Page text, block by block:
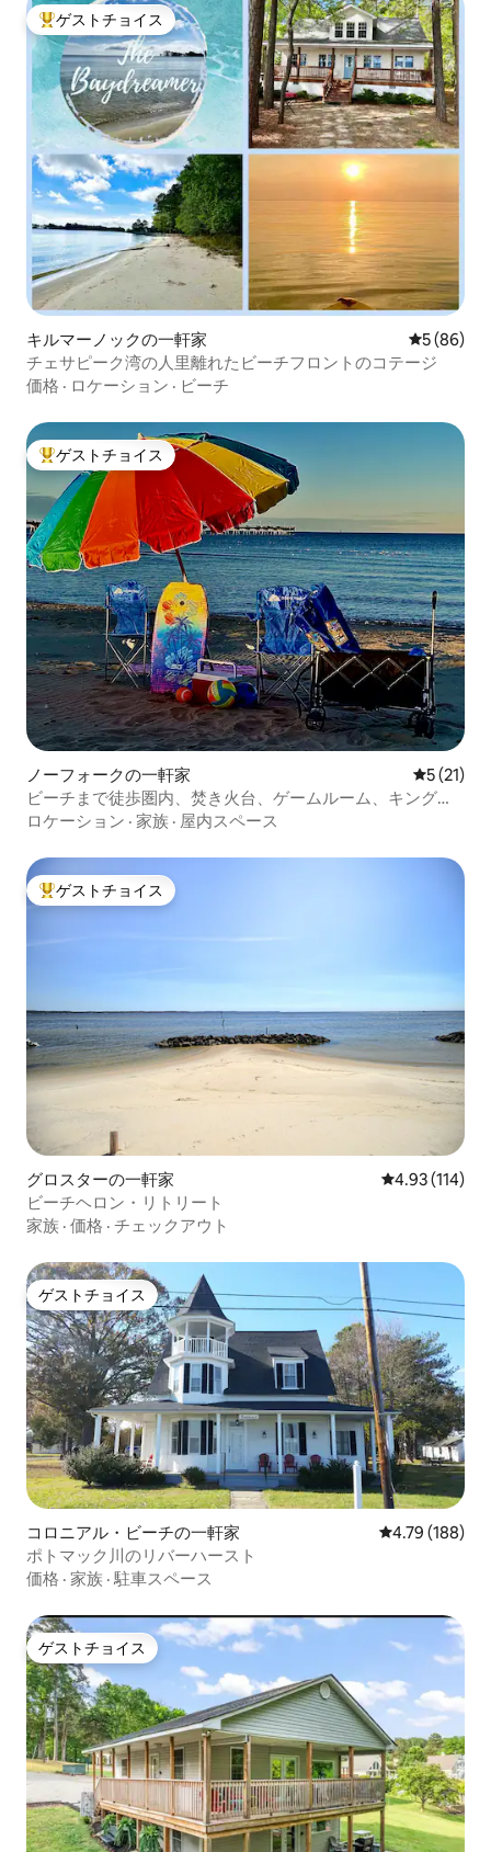
大好評のゲストチョイスです。
ゲストチョイス
キルマーノックの一軒家 レビュー
5 (86)
チェサピーク湾の人里離れたビーチフロントのコテージ
価格 · ロケーション · ビーチ
大好評のゲストチョイスです。
ゲストチョイス
ノーフォークの一軒家 レビュー
5 (21)
ビーチまで徒歩圏内、焚き火台、ゲームルーム、キングベ
ッド
ロケーション · 家族 · 屋内スペース
大好評のゲストチョイスです。
ゲストチョイス
グロスターの一軒家 レビュー114
4.93 (114)
ビーチヘロン・リトリート
家族 · 価格 · チェックアウト
ゲストチョイス
ゲストチョイス
コロニアル・ビーチの一軒家 レビュー188
4.79 (188)
ポトマック川のリバーハースト
価格 · 家族 ·駐車スペース
ゲストチョイス
ゲストチョイス